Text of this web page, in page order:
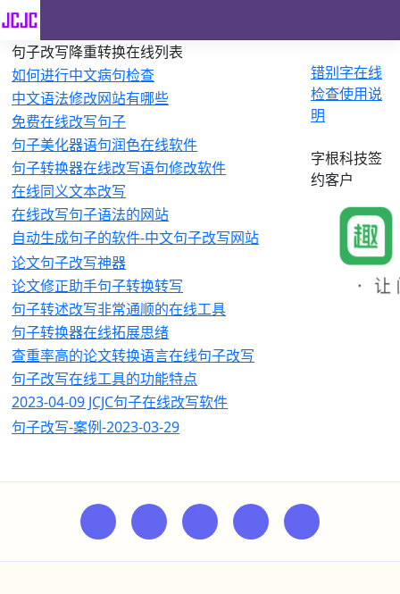
句子改写降重转换在线列表
如何进行中文病句检查
中文语法修改网站有哪些
免费在线改写句子
句子美化器语句润色在线软件
句子转换器在线改写语句修改软件
在线同义文本改写
在线改写句子语法的网站
自动生成句子的软件-中文句子改写网站
论文句子改写神器
论文修正助手句子转换转写
句子转述改写非常通顺的在线工具
句子转换器在线拓展思绪
查重率高的论文转换语言在线句子改写
句子改写在线工具的功能特点
2023-04-09 JCJC句子在线改写软件
句子改写-案例-2023-03-29
错别字在线
检查使用说
明
字根科技签
约客户